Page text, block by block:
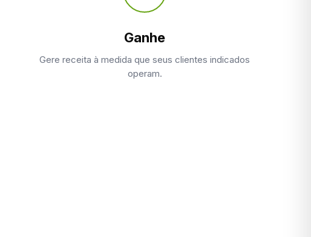
Ganhe
Gere receita à medida que seus clientes indicados
operam.